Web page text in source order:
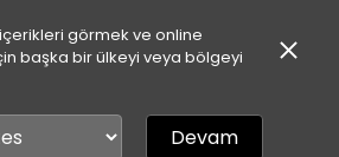
görmek ve online
başka bir ülkeyi veya bölgeyi
Devam